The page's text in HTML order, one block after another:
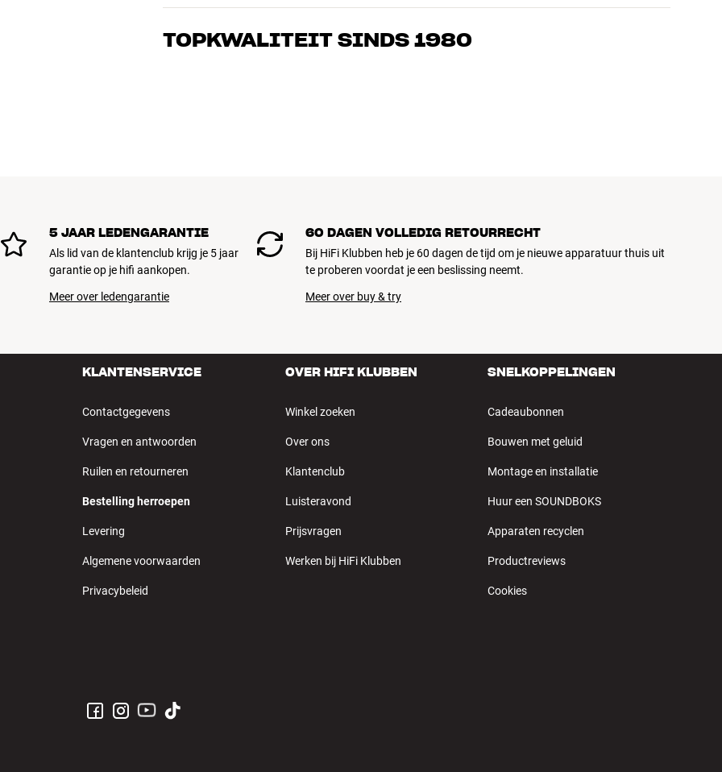
Onze medewerkers zijn echte liefhebbers die de producten door en door kennen en gepassioneerd zijn
de perfecte oplossing voor jouw wensen en budget
TOPKWALITEIT SINDS 1980
5 JAAR LEDENGARANTIE
Als lid van de klantenclub krijg je 5 jaar
garantie op je hifi aankopen.
Meer over ledengarantie
60 DAGEN VOLLEDIG RETOURRECHT
Bij HiFi Klubben heb je 60 dagen de tijd om je nieuwe apparatuur thuis uit
te proberen voordat je een beslissing neemt.
Meer over buy & try
KLANTENSERVICE
Contactgegevens
Vragen en antwoorden
Ruilen en retourneren
Bestelling herroepen
Levering
Algemene voorwaarden
Privacybeleid
OVER HIFI KLUBBEN
Winkel zoeken
Over ons
Klantenclub
Luisteravond
Prijsvragen
Werken bij HiFi Klubben
SNELKOPPELINGEN
Cadeaubonnen
Bouwen met geluid
Montage en installatie
Huur een SOUNDBOKS
Apparaten recyclen
Productreviews
Cookies